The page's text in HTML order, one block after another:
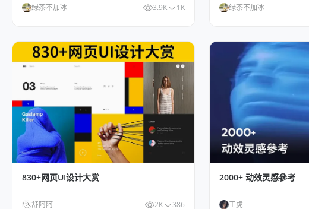
绿茶不加冰 3.9K 1K 绿茶不加冰
830+网页UI设计大赏
舒阿阿 2K 386
2000+ 动效灵感參考
王虎